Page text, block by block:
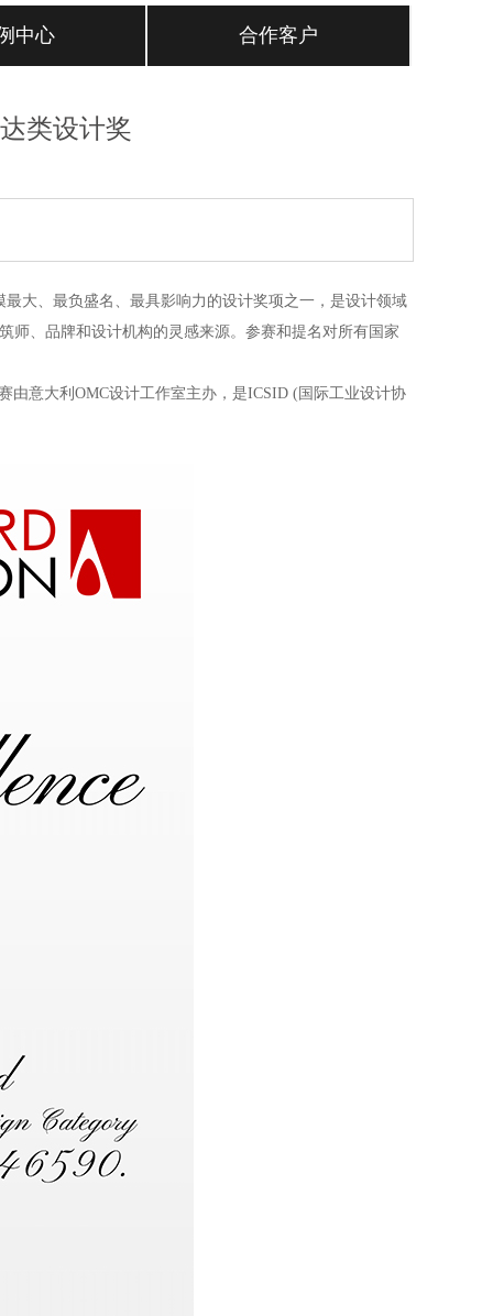
中心 合作客户
类设计奖
大、最负盛名、最具影响力的设计奖项之一，是设计领域
师、品牌和设计机构的灵感来源。参赛和提名对所有国家
由意大利OMC设计工作室主办，是ICSID (国际工业设计协